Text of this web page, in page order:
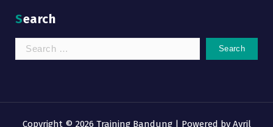
Search
Copyright © 2026 Training Bandung | Powered by Avril